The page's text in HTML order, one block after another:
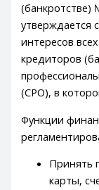
утверждается
интересов
кредиторов
(СРО), в
Функции
Принять
карты,